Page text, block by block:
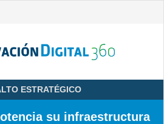
ESTRATÉGICO
su infraestructura